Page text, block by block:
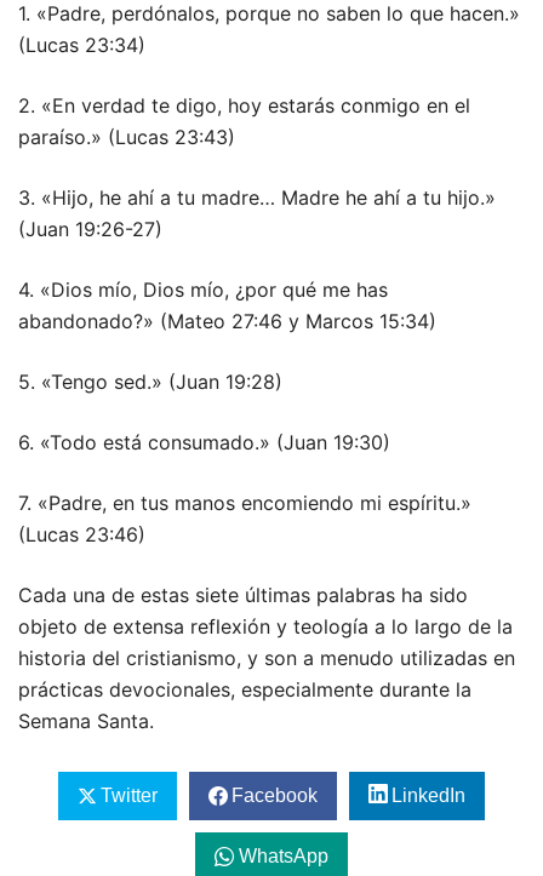
1. «Padre, perdónalos, porque no saben lo que hacen.»
(Lucas 23:34)
2. «En verdad te digo, hoy estarás conmigo en el
paraíso.» (Lucas 23:43)
3. «Hijo, he ahí a tu madre… Madre he ahí a tu hijo.»
(Juan 19:26-27)
4. «Dios mío, Dios mío, ¿por qué me has
abandonado?» (Mateo 27:46 y Marcos 15:34)
5. «Tengo sed.» (Juan 19:28)
6. «Todo está consumado.» (Juan 19:30)
7. «Padre, en tus manos encomiendo mi espíritu.»
(Lucas 23:46)
Cada una de estas siete últimas palabras ha sido
objeto de extensa reflexión y teología a lo largo de la
historia del cristianismo, y son a menudo utilizadas en
prácticas devocionales, especialmente durante la
Semana Santa.
Twitter Facebook LinkedIn
WhatsApp